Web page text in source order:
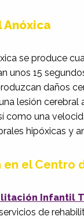
se produce
unos 15
daños
lesión
como una
hipóxicas y
en el Centro
Infantil
de